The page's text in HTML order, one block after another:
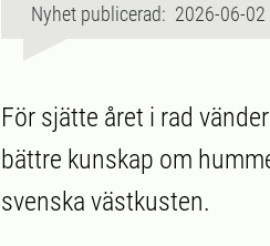
Nyhet publicerad: 2026-06-02
För sjätte året i rad
bättre kunskap om
svenska västkusten.